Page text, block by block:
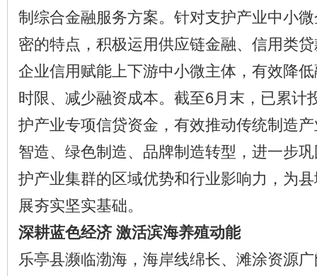
制综合金融服务方案。针对支护产业中小
密的特点，积极运用供应链金融、信用类
企业信用赋能上下游中小微主体，有效降
时限、减少融资成本。截至6月末，已累计
护产业专项信贷资金，有效推动传统制造
智造、绿色制造、品牌制造转型，进一步
护产业集群的区域优势和行业影响力，为
展夯实坚实基础。
深耕蓝色经济 激活滨海养殖动能
乐亭县濒临渤海，海岸线绵长、滩涂资源